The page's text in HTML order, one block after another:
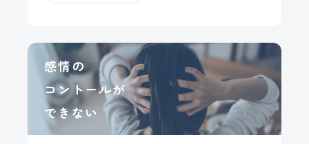
感情の
コントールが
できない